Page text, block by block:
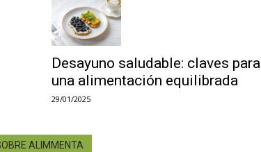
Desayuno saludable: claves para
una alimentación equilibrada
29/01/2025
ALIMMENTA